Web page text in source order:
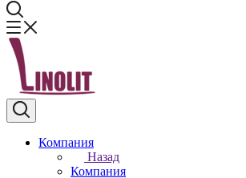
Компания
Назад
Компания